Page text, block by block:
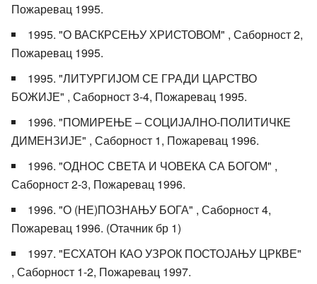
Пожаревац 1995.
1995. "О ВАСКРСЕЊУ ХРИСТОВОМ" , Саборност 2,
Пожаревац 1995.
1995. "ЛИТУРГИЈОМ СЕ ГРАДИ ЦАРСТВО
БОЖИЈЕ" , Саборност 3-4, Пожаревац 1995.
1996. "ПОМИРЕЊЕ – СОЦИЈАЛНО-ПОЛИТИЧКЕ
ДИМЕНЗИЈЕ" , Саборност 1, Пожаревац 1996.
1996. "ОДНОС СВЕТА И ЧОВЕКА СА БОГОМ" ,
Саборност 2-3, Пожаревац 1996.
1996. "О (НЕ)ПОЗНАЊУ БОГА" , Саборност 4,
Пожаревац 1996. (Отачник бр 1)
1997. "ЕСХАТОН КАО УЗРОК ПОСТОЈАЊУ ЦРКВЕ"
, Саборност 1-2, Пожаревац 1997.